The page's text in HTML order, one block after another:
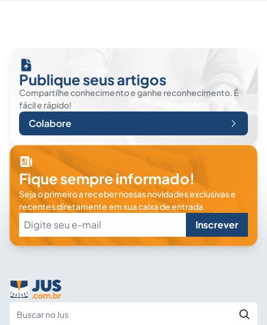
Publique seus artigos
Compartilhe conhecimento e ganhe reconhecimento. É
fácil e rápido!
Colabore
Fique sempre informado!
Seja o primeiro a receber nossas novidades exclusivas e
recentes diretamente em sua caixa de entrada.
Inscrever